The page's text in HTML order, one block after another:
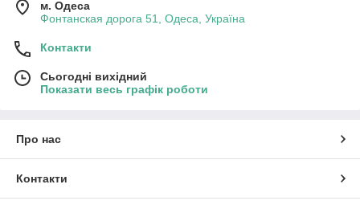
м. Одеса
Фонтанская дорога 51, Одеса, Україна
Контакти
Сьогодні вихідний
Показати весь графік роботи
Про нас
Контакти